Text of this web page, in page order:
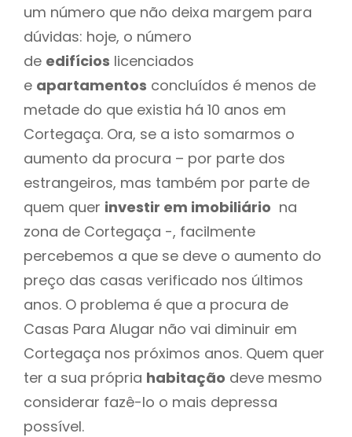
um número que não deixa margem para
dúvidas: hoje, o número
de edifícios licenciados
e apartamentos concluídos é menos de
metade do que existia há 10 anos em
Cortegaça. Ora, se a isto somarmos o
aumento da procura – por parte dos
estrangeiros, mas também por parte de
quem quer investir em imobiliário na
zona de Cortegaça -, facilmente
percebemos a que se deve o aumento do
preço das casas verificado nos últimos
anos. O problema é que a procura de
Casas Para Alugar não vai diminuir em
Cortegaça nos próximos anos. Quem quer
ter a sua própria habitação deve mesmo
considerar fazê-lo o mais depressa
possível.